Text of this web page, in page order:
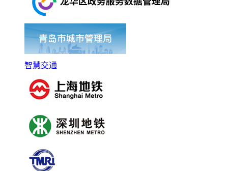
智慧交通